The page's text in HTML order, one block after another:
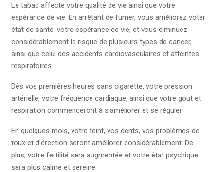
Le tabac affecte votre qualité de vie ainsi que votre
espérance de vie. En arrêtant de fumer, vous améliorez voter
état de santé, votre espérance de vie, et vous diminuez
considérablement le risque de plusieurs types de cancer,
ainsi que celui des accidents cardiovasculaires et atteintes
respiratoires.
Dès vos premières heures sans cigarette, votre pression
artérielle, votre fréquence cardiaque, ainsi que votre gout et
respiration commenceront à s’améliorer et se réguler.
En quelques mois, votre teint, vos dents, vos problèmes de
toux et d’érection seront améliorer considérablement. De
plus, votre fertilité sera augmentée et votre état psychique
sera plus calme et sereine.